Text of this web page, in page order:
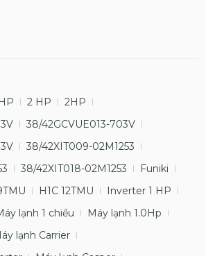
2 HP
2HP
38/42GCVUE013-703V
38/42XIT009-02M1253
38/42XIT018-02M1253
Funiki
H1C 12TMU
Inverter 1 HP
lạnh 1 chiều
Máy lạnh 1.0Hp
lạnh Carrier